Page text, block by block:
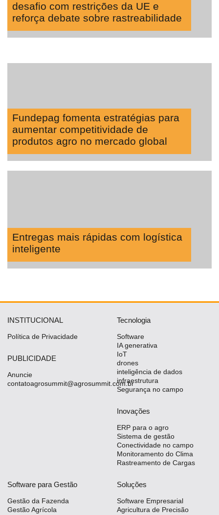
desafio com restrições da UE e
reforça debate sobre rastreabilidade
Fundepag fomenta estratégias para
aumentar competitividade de
produtos agro no mercado global
Entregas mais rápidas com logística
inteligente
INSTITUCIONAL
Política de Privacidade
PUBLICIDADE
Anuncie
contatoagrosummit@agrosummit.com.br
Tecnologia
Software
IA generativa
IoT
drones
inteligência de dados
infraestrutura
Segurança no campo
Inovações
ERP para o agro
Sistema de gestão
Conectividade no campo
Monitoramento do Clima
Rastreamento de Cargas
Software para Gestão
Gestão da Fazenda
Gestão Agrícola
Soluções
Software Empresarial
Agricultura de Precisão